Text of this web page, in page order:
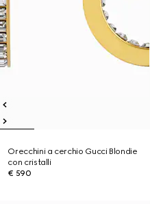
Orecchini a cerchio Gucci Blondie
con cristalli
€ 590